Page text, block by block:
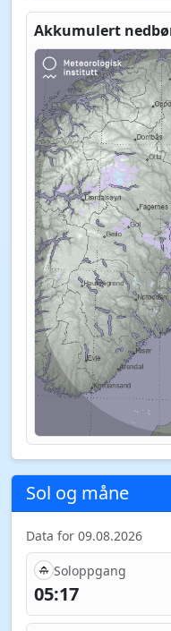
Akkumulert
Sol og måne
Data for 09.08.2026
Soloppgang
05:17